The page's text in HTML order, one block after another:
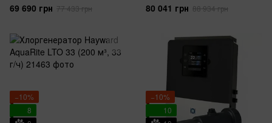
69 690 грн 77 433 грн 80 041 грн 88 934 грн
−10%
8
−10%
10